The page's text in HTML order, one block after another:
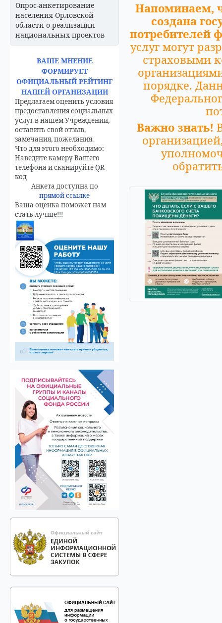
Опрос-анкетирование
населения Орловской
области о реализации
национальных проектов
ВАШЕ МНЕНИЕ
ФОРМИРУЕТ
ОФИЦИАЛЬНЫЙ РЕЙТИНГ
НАШЕЙ ОРГАНИЗАЦИИ
Предлагаем оценить условия
предоставления социальных
услуг в нашем Учреждении,
оставить свой отзыв,
замечания, пожелания.
Что для этого необходимо:
Наведите камеру Вашего
телефона и сканируйте QR-
код
Анкета доступна по
прямой ссылке
Ваша оценка поможет нам
стать лучше!!!
Напоминаем,
создана
потребителей
услуг могут
страховыми
порядке.
Важно знать!